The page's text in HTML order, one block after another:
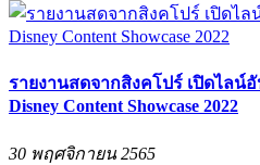
รายงานสดจากสิงคโปร์ เปิดไลน์
Disney Content Showcase 2022
30 พฤศจิกายน 2565